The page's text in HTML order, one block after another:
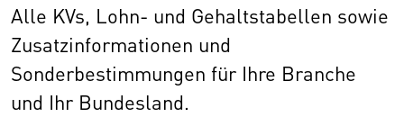
Alle KVs, Lohn- und Gehaltstabellen sowie
Zusatzinformationen und
Sonderbestimmungen für Ihre Branche
und Ihr Bundesland.